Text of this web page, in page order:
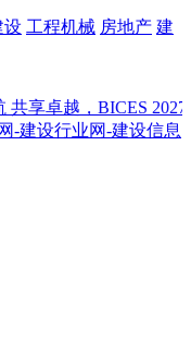
设 工程机械 房地产 建
卓越，BICES 2027新